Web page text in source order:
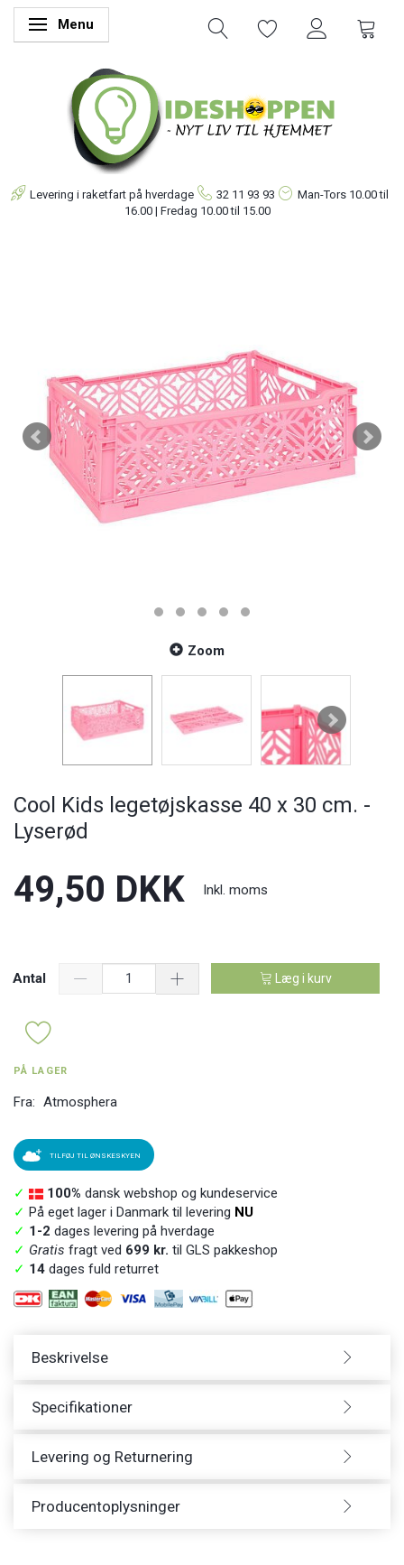
Skifte navigation
Menu
Levering i raketfart på hverdage 32 11 93 93 Man-Tors 10.00 til
16.00 | Fredag 10.00 til 15.00
Zoom
Cool Kids legetøjskasse 40 x 30 cm. -
Lyserød
49,50 DKK Inkl. moms
Antal Læg i kurv
PÅ LAGER
Fra: Atmosphera
TILFØJ TIL ØNSKESKYEN
✓ 100% dansk webshop og kundeservice
✓ På eget lager i Danmark til levering NU
✓ 1-2 dages levering på hverdage
✓ Gratis fragt ved 699 kr. til GLS pakkeshop
✓ 14 dages fuld returret
Beskrivelse
Specifikationer
Levering og Returnering
Producentoplysninger